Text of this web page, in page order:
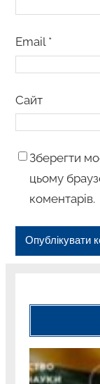
Email *
Сайт
Зберегти
цьому
коментарів.